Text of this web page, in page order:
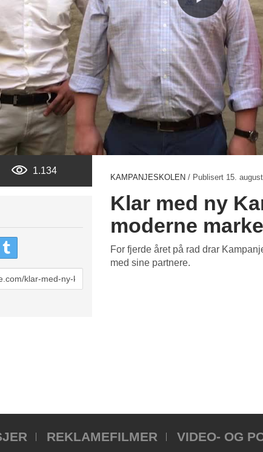
1.134
KAMPANJESKOLEN / Publisert 15.
Klar med ny
moderne
For fjerde året på rad drar
med sine partnere.
REKLAMEFILMER VIDEO- OG